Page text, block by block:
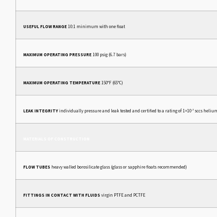
USEFUL FLOW RANGE10:1 minimum with one float
MAXIMUM OPERATING PRESSURE100 psig (6.7 bars)
MAXIMUM OPERATING TEMPERATURE150°F (65°C)
LEAK INTEGRITYindividually pressure and leak tested and certified to a rating of 1×10-7sccs
FLOW TUBES heavy walled borosilicate glass (glass or sapphire floats recommended)
FITTINGS IN CONTACT WITH FLUIDS virgin PTFE and PCTFE